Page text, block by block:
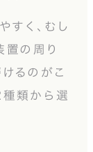
すく、むし
置の周り
るのがこ
種類から選